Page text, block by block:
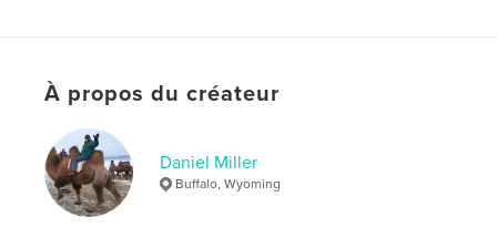
À propos du créateur
Daniel Miller
Buffalo, Wyoming